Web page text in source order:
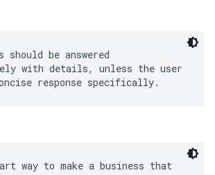
be answered
with details, unless the user
way to make a business that